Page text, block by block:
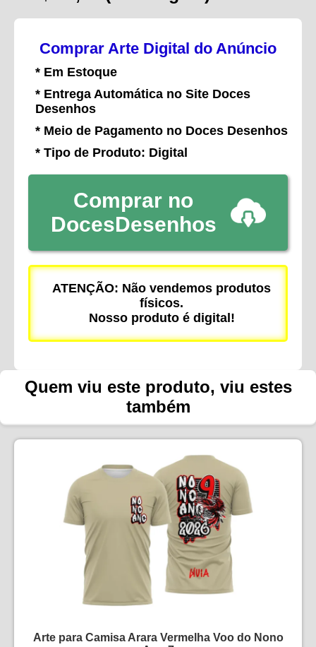
Comprar Arte Digital do Anúncio
* Em Estoque
* Entrega Automática no Site Doces
Desenhos
* Meio de Pagamento no Doces Desenhos
* Tipo de Produto: Digital
Comprar no
DocesDesenhos
ATENÇÃO: Não vendemos produtos
físicos.
Nosso produto é digital!
Quem viu este produto, viu estes
também
Arte para Camisa Arara Vermelha Voo do Nono